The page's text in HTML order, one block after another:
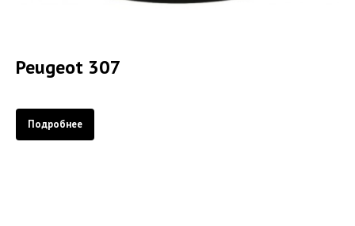
Peugeot 307
Подробнее